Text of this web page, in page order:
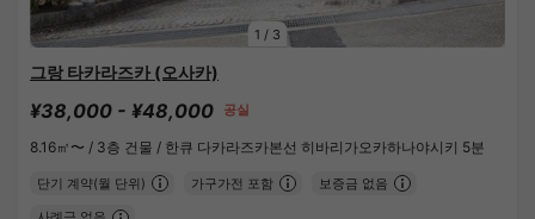
1 / 3
그랑 타카라즈카 (오사카)
¥38,000 - ¥48,000 공실
8.16㎡〜 / 3층 건물 / 한큐 다카라즈카본선 히바리가오카하나야시키 5분
단기 계약(월 단위) 가구가전 포함 보증금 없음